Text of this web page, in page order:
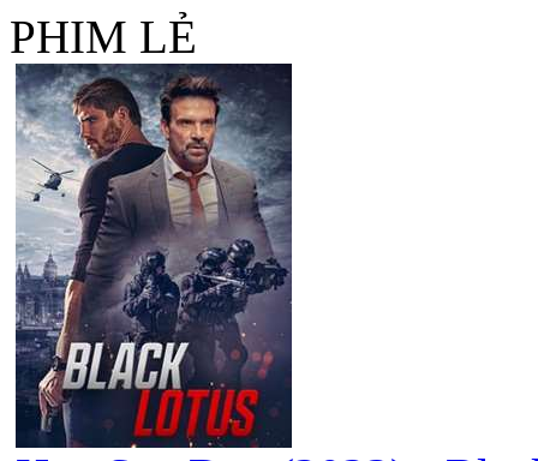
PHIM LẺ